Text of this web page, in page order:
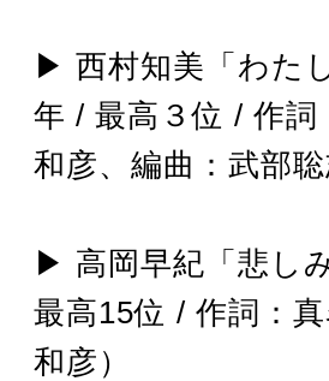
▶︎ 西村知美「わた
年 / 最高３位 / 作
和彦、編曲：武部聡
▶︎ 高岡早紀「悲し
最高15位 / 作詞：
和彦）